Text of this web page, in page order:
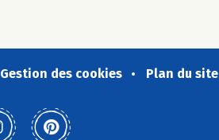
Gestion des cookies Plan du site